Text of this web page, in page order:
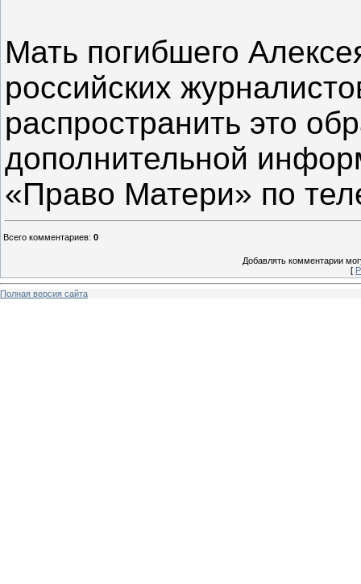
Мать погибшего
российских
распространить это
дополнительной
«Право Матери» по
Всего комментариев: 0
Добавлять комментарии
[
Полная версия сайта